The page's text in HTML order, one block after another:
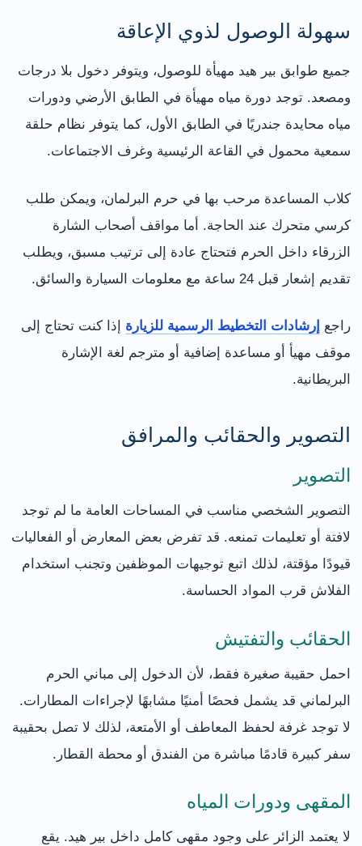
سهولة الوصول لذوي الإعاقة
جميع طوابق بير هيد مهيأة للوصول، ويتوفر دخول بلا درجات
ومصعد. توجد دورة مياه مهيأة في الطابق الأرضي ودورات
مياه محايدة جندريًا في الطابق الأول، كما يتوفر نظام حلقة
سمعية محمول في القاعة الرئيسية وغرف الاجتماعات.
كلاب المساعدة مرحب بها في حرم البرلمان، ويمكن طلب
كرسي متحرك عند الحاجة. أما مواقف أصحاب الشارة
الزرقاء داخل الحرم فتحتاج عادة إلى ترتيب مسبق، ويطلب
تقديم إشعار قبل 24 ساعة مع معلومات السيارة والسائق.
راجع إرشادات التخطيط الرسمية للزيارة إذا كنت تحتاج إلى
موقف مهيأ أو مساعدة إضافية أو مترجم لغة الإشارة
البريطانية.
التصوير والحقائب والمرافق
التصوير
التصوير الشخصي مناسب في المساحات العامة ما لم توجد
لافتة أو تعليمات تمنعه. قد تفرض بعض المعارض أو الفعاليات
قيودًا مؤقتة، لذلك اتبع توجيهات الموظفين وتجنب استخدام
الفلاش قرب المواد الحساسة.
الحقائب والتفتيش
احمل حقيبة صغيرة فقط، لأن الدخول إلى مباني الحرم
البرلماني قد يشمل فحصًا أمنيًا مشابهًا لإجراءات المطارات.
لا توجد غرفة لحفظ المعاطف أو الأمتعة، لذلك لا تصل بحقيبة
سفر كبيرة قادمًا مباشرة من الفندق أو محطة القطار.
المقهى ودورات المياه
لا يعتمد الزائر على وجود مقهى كامل داخل بير هيد. يقع